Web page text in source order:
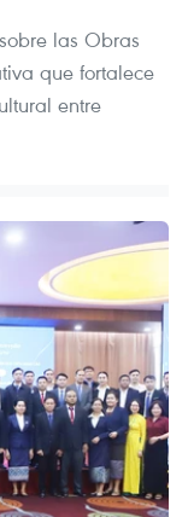
las Obras
que fortalece
entre